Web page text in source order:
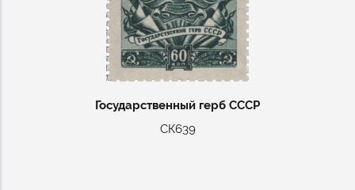
Государственный герб СССР
СК639